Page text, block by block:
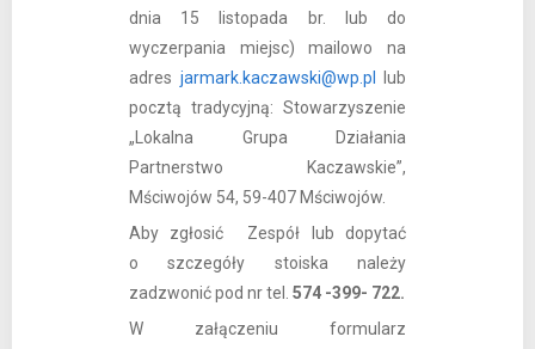
dnia 15 listopada br. lub do
wyczerpania miejsc) mailowo na
adres jarmark.kaczawski@wp.pl
lub
pocztą tradycyjną: Stowarzyszenie
„Lokalna Grupa Działania
Partnerstwo Kaczawskie”,
Mściwojów 54, 59-407 Mściwojów.
Aby zgłosić Zespół lub dopytać
o szczegóły stoiska należy
zadzwonić pod nr tel. 574 -399- 722.
W załączeniu formularz